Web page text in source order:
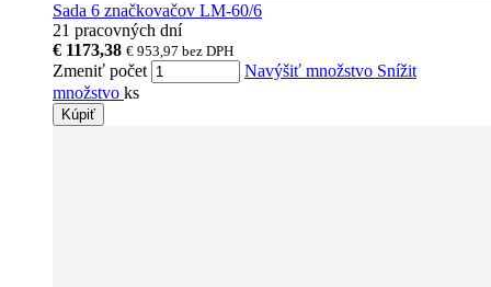
Sada 6 značkovačov LM-60/6
21 pracovných dní
€ 1173,38 € 953,97 bez DPH
Zmeniť počet Navýšiť množstvo Snížit
množstvo ks
Kúpiť